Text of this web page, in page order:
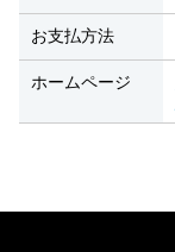
お支払方法
ホームページ